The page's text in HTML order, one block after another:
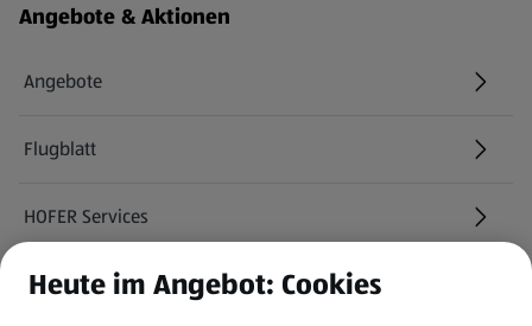
Angebote & Aktionen
Angebote
Flugblatt
HOFER Services
Newsletter
Heute im Angebot: Cookies